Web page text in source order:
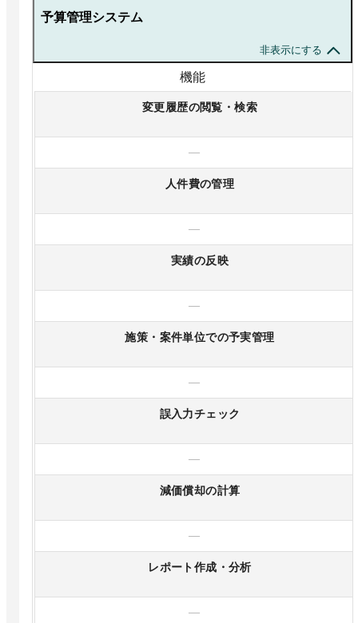
予算管理システム
非表示にする
機能
変更履歴の閲覧・検索
—
人件費の管理
—
実績の反映
—
施策・案件単位での予実管理
—
誤入力チェック
—
減価償却の計算
—
レポート作成・分析
—